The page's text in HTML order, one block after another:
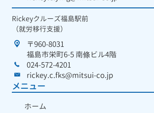
Rickeyクルーズ福島駅前
（就労移行支援）
〒960-8031
福島市栄町6-5 南條ビル4階
024-572-4201
rickey.c.fks@mitsui-co.jp
メニュー
ホーム